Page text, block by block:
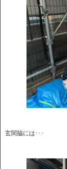
玄関脇には･･･